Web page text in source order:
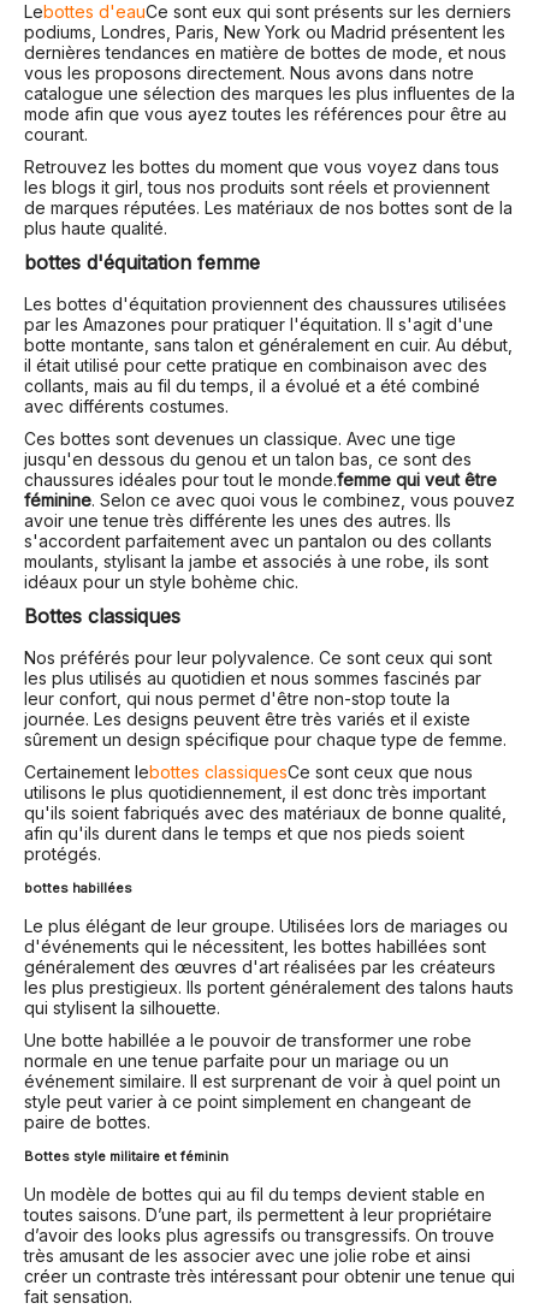
Lebottes d'eauCe sont eux qui sont présents sur les derniers
podiums, Londres, Paris, New York ou Madrid présentent les
dernières tendances en matière de bottes de mode, et nous
vous les proposons directement. Nous avons dans notre
catalogue une sélection des marques les plus influentes de la
mode afin que vous ayez toutes les références pour être au
courant.
Retrouvez les bottes du moment que vous voyez dans tous
les blogs it girl, tous nos produits sont réels et proviennent
de marques réputées. Les matériaux de nos bottes sont de la
plus haute qualité.
bottes d'équitation femme
Les bottes d'équitation proviennent des chaussures utilisées
par les Amazones pour pratiquer l'équitation. Il s'agit d'une
botte montante, sans talon et généralement en cuir. Au début,
il était utilisé pour cette pratique en combinaison avec des
collants, mais au fil du temps, il a évolué et a été combiné
avec différents costumes.
Ces bottes sont devenues un classique. Avec une tige
jusqu'en dessous du genou et un talon bas, ce sont des
chaussures idéales pour tout le monde.femme qui veut être
féminine. Selon ce avec quoi vous le combinez, vous pouvez
avoir une tenue très différente les unes des autres. Ils
s'accordent parfaitement avec un pantalon ou des collants
moulants, stylisant la jambe et associés à une robe, ils sont
idéaux pour un style bohème chic.
Bottes classiques
Nos préférés pour leur polyvalence. Ce sont ceux qui sont
les plus utilisés au quotidien et nous sommes fascinés par
leur confort, qui nous permet d'être non-stop toute la
journée. Les designs peuvent être très variés et il existe
sûrement un design spécifique pour chaque type de femme.
Certainement lebottes classiquesCe sont ceux que nous
utilisons le plus quotidiennement, il est donc très important
qu'ils soient fabriqués avec des matériaux de bonne qualité,
afin qu'ils durent dans le temps et que nos pieds soient
protégés.
bottes habillées
Le plus élégant de leur groupe. Utilisées lors de mariages ou
d'événements qui le nécessitent, les bottes habillées sont
généralement des œuvres d'art réalisées par les créateurs
les plus prestigieux. Ils portent généralement des talons hauts
qui stylisent la silhouette.
Une botte habillée a le pouvoir de transformer une robe
normale en une tenue parfaite pour un mariage ou un
événement similaire. Il est surprenant de voir à quel point un
style peut varier à ce point simplement en changeant de
paire de bottes.
Bottes style militaire et féminin
Un modèle de bottes qui au fil du temps devient stable en
toutes saisons. D’une part, ils permettent à leur propriétaire
d’avoir des looks plus agressifs ou transgressifs. On trouve
très amusant de les associer avec une jolie robe et ainsi
créer un contraste très intéressant pour obtenir une tenue qui
fait sensation.